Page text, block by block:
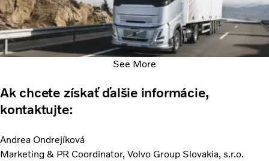
See More
Ak chcete získať ďalšie informácie,
kontaktujte:
Andrea Ondrejíková
Marketing & PR Coordinator, Volvo Group Slovakia, s.r.o.